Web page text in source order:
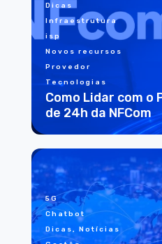
Dicas
Infraestrutura
isp
Novos recursos
Provedor
Tecnologias
Como Lidar com o
de 24h da NFCom
5G
Chatbot
Dicas, Notícias